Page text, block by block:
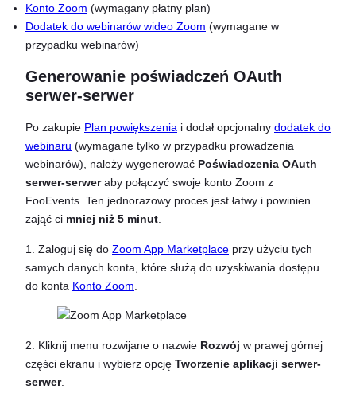
Konto Zoom (wymagany płatny plan)
Dodatek do webinarów wideo Zoom (wymagane w
przypadku webinarów)
Generowanie poświadczeń OAuth
serwer-serwer
Po zakupie Plan powiększenia i dodał opcjonalny dodatek do
webinaru (wymagane tylko w przypadku prowadzenia
webinarów), należy wygenerować Poświadczenia OAuth
serwer-serweraby połączyć swoje konto Zoom z
FooEvents. Ten jednorazowy proces jest łatwy i powinien
zająć ci mniej niż 5 minut
1. Zaloguj się do Zoom App Marketplace przy użyciu tych
samych danych konta, które służą do uzyskiwania dostępu
do konta Konto Zoom
2. Kliknij menu rozwijane o nazwie Rozwój w prawej górnej
części ekranu i wybierz opcję Tworzenie aplikacji serwer-
serwer.